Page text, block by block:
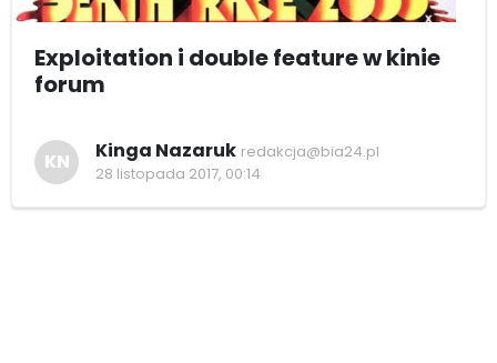
Exploitation i double feature w kinie
forum
KN Kinga Nazaruk redakcja@bia24.pl
28 listopada 2017, 00:14